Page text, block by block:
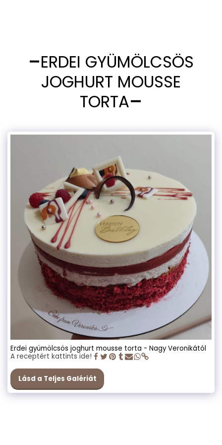
ERDEI GYÜMÖLCSÖS
JOGHURT MOUSSE
TORTA
Erdei gyümölcsös joghurt mousse torta - Nagy Veronikától
A receptért kattints ide!
Lásd a Teljes Galériát